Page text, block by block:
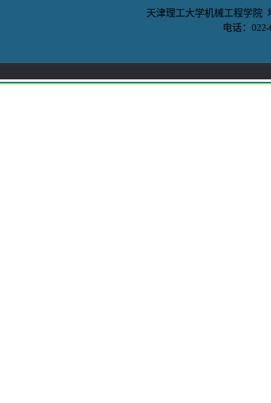
天津理工大学机械工程学院
电话：